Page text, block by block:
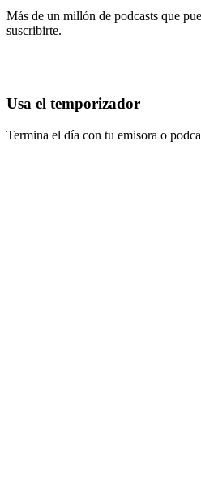
Más de un millón de podcasts que
suscribirte.
Usa el temporizador
Termina el día con tu emisora o